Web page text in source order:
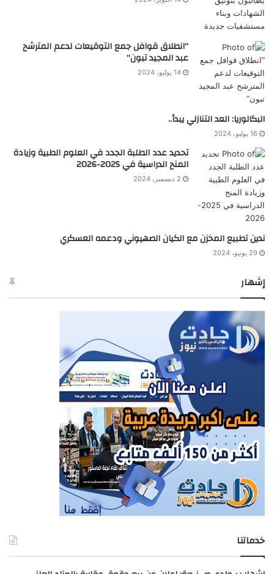
“انطلاق قوافل جمع التوقيعات لدعم المترشح
عبد المجيد تبون”
14 يوليو، 2024
البكالوريا: العد التنازلي يبدأ..
16 يوليو، 2024
تحديد عدد الطلبة الجدد في العلوم الطبية وزيادة
المنح الدراسية في 2025-2026
2 ديسمبر، 2024
ندين تطبيع المخزن مع الكيان الصهيوني ودعمه العسكري
29 يونيو، 2024
إشهار
خدماتنا